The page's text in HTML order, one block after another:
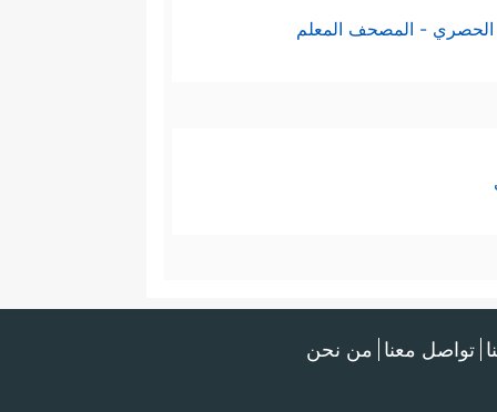
الحصري - المصحف المعلم
تواصل معنا من نحن